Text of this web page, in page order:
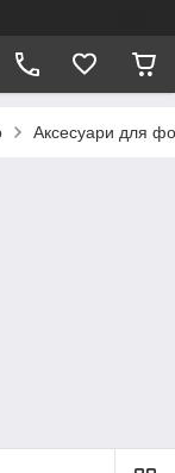
Аксесуари для